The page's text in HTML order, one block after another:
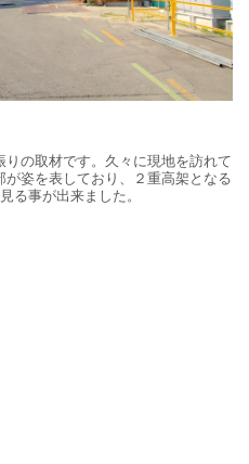
の取材です。久々に現地を訪れて
姿を表しており、２重高架となる
る事が出来ました。